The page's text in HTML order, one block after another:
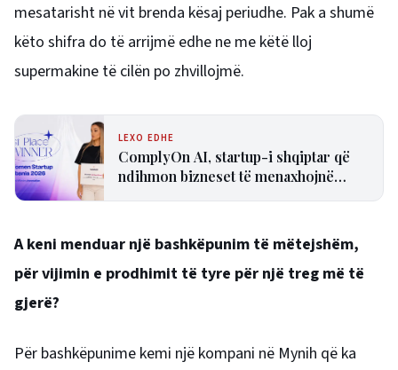
mesatarisht në vit brenda kësaj periudhe. Pak a shumë
këto shifra do të arrijmë edhe ne me këtë lloj
supermakine të cilën po zhvillojmë.
LEXO EDHE
ComplyOn AI, startup-i shqiptar që
ndihmon bizneset të menaxhojnë
A keni menduar një bashkëpunim të mëtejshëm,
për vijimin e prodhimit të tyre për një treg më të
gjerë?
Për bashkëpunime kemi një kompani në Mynih që ka